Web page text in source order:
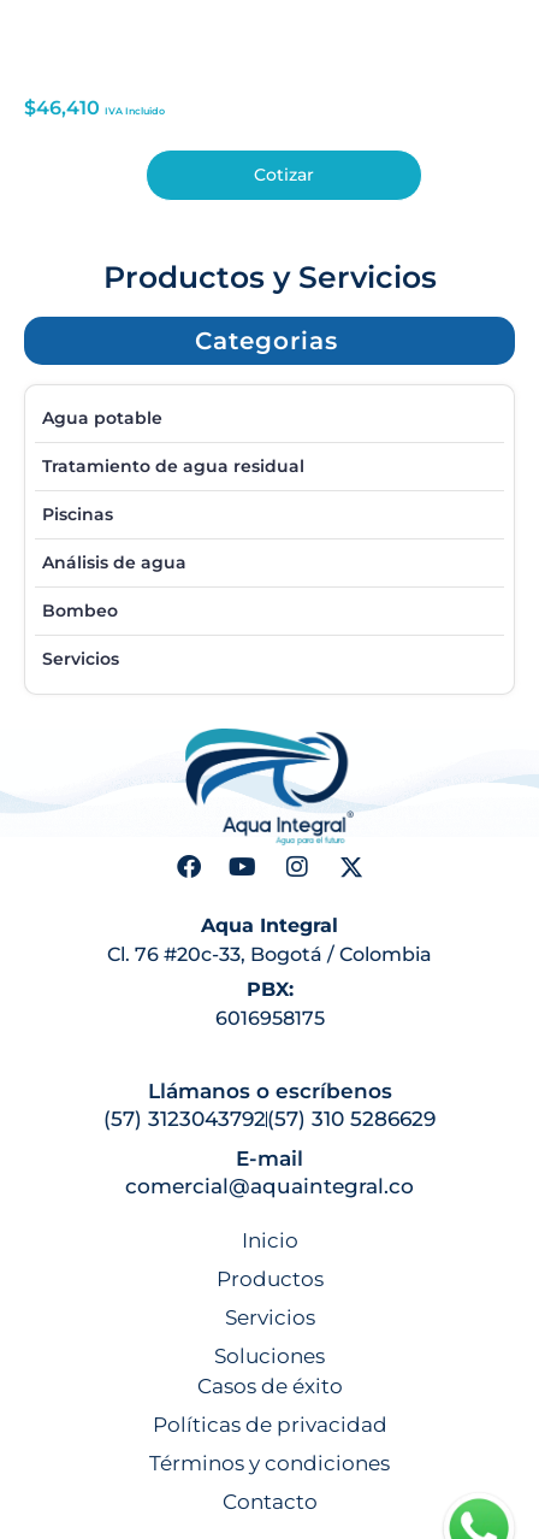
$46,410 IVA Incluido
Cotizar
Productos y Servicios
Categorias
Agua potable
Tratamiento de agua residual
Piscinas
Análisis de agua
Bombeo
Servicios
Aqua Integral
Cl. 76 #20c-33, Bogotá / Colombia
PBX:
6016958175
Llámanos o escríbenos
(57) 3123043792(57) 310 5286629
E-mail
comercial@aquaintegral.co
Inicio
Productos
Servicios
Soluciones
Casos de éxito
Políticas de privacidad
Términos y condiciones
Contacto